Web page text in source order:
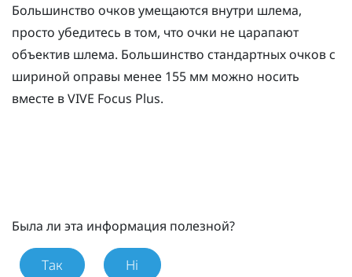
Большинство очков умещаются внутри шлема,
просто убедитесь в том, что очки не царапают
объектив шлема. Большинство стандартных очков с
шириной оправы менее 155 мм можно носить
вместе вVIVE Focus Plus.
Была ли эта информация полезной?
Так Ні